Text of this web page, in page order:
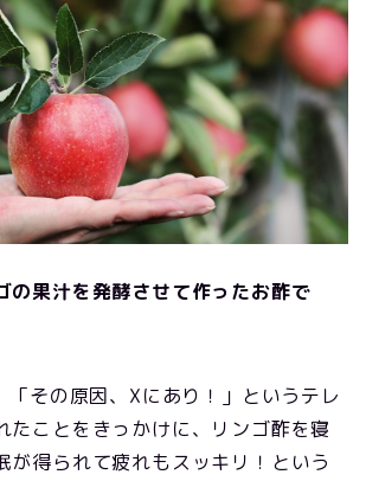
の果汁を発酵させて作ったお酢で
「その原因、Xにあり！」というテレ
たことをきっかけに、リンゴ酢を寝
が得られて疲れもスッキリ！という